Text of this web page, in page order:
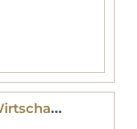
Prüfungsvorbereitung Wirtschaftsfachwirt